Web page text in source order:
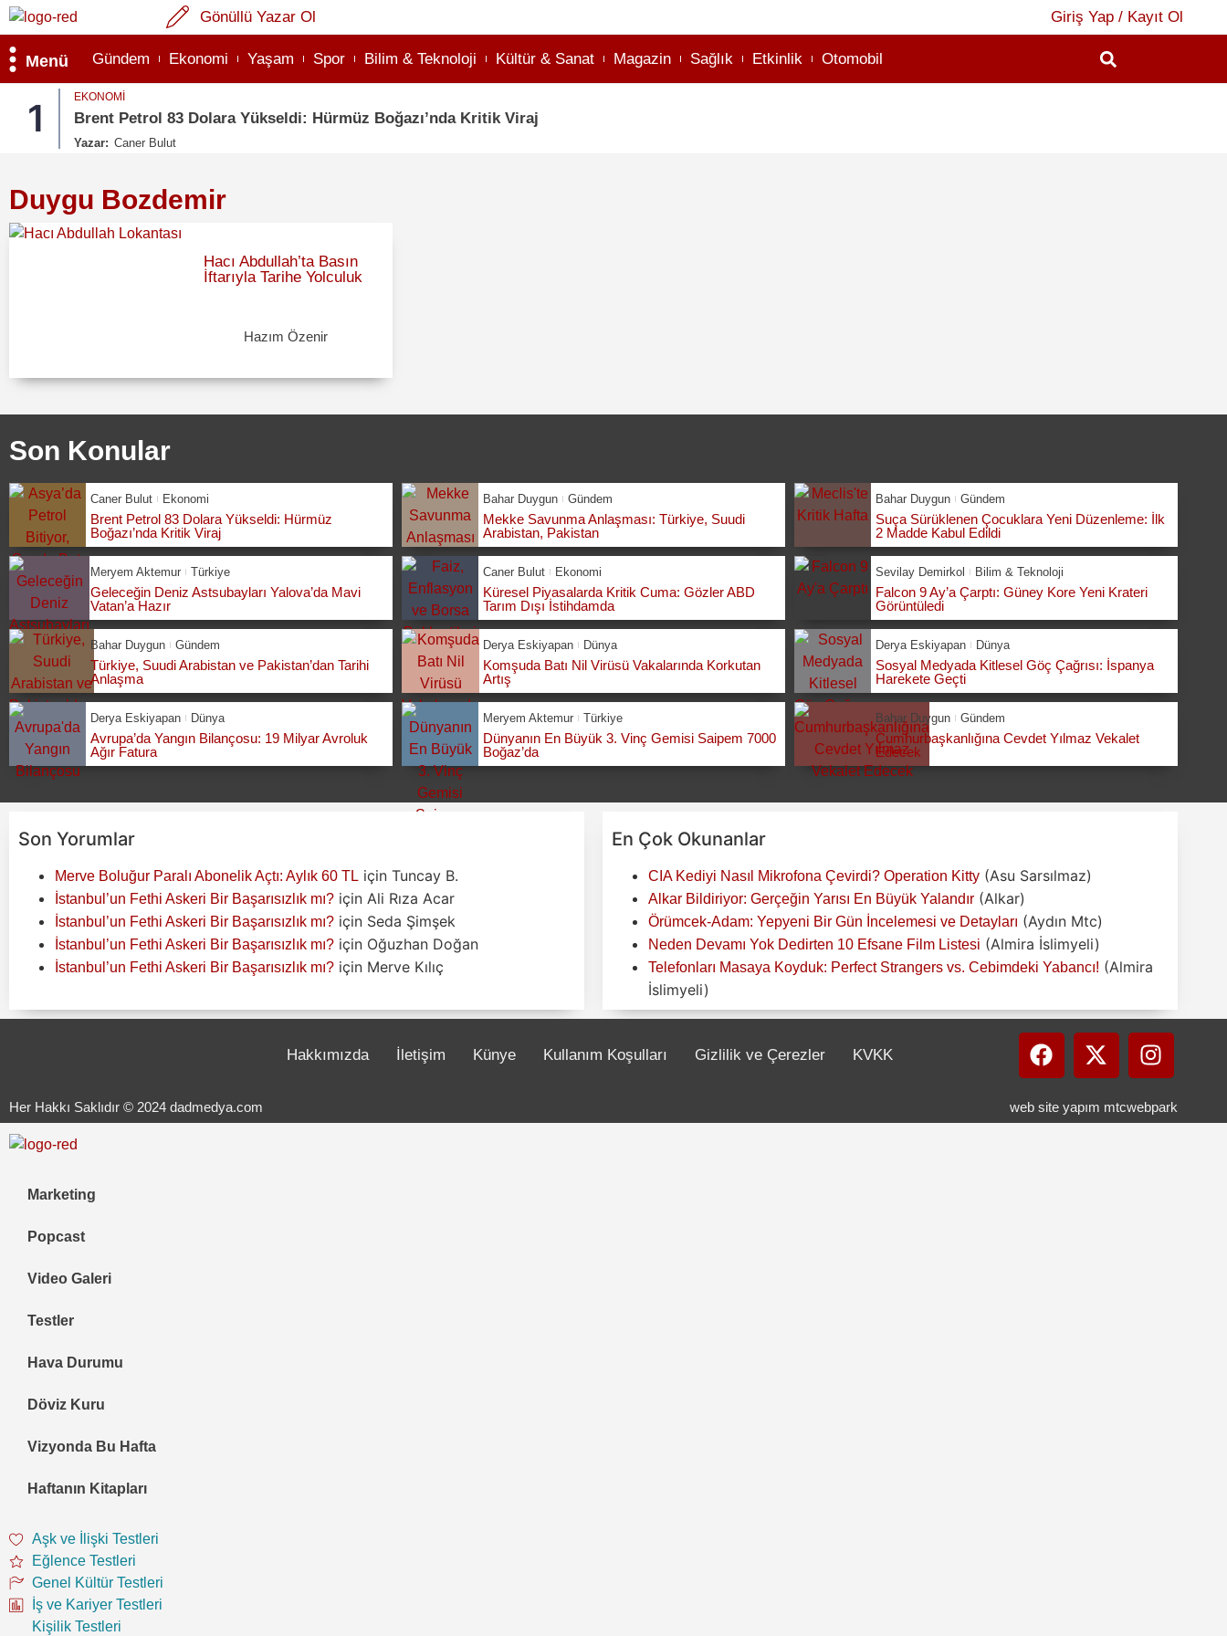
Gönüllü Yazar Ol Giriş Yap / Kayıt Ol
Menü Gündem Ekonomi Yaşam Spor Bilim & Teknoloji Kültür & Sanat Magazin Sağlık Etkinlik Otomobil
1 EKONOMI
Brent Petrol 83 Dolara Yükseldi: Hürmüz Boğazı’nda Kritik Viraj
Yazar: Caner Bulut
Duygu Bozdemir
Hacı Abdullah’ta Basın
İftarıyla Tarihe Yolculuk
Hazım Özenir
Son Konular
Caner Bulut Ekonomi
Brent Petrol 83 Dolara Yükseldi: Hürmüz
Boğazı’nda Kritik Viraj
Bahar Duygun Gündem
Mekke Savunma Anlaşması: Türkiye, Suudi
Arabistan, Pakistan
Bahar Duygun Gündem
Suça Sürüklenen Çocuklara Yeni Düzenleme: İlk
2 Madde Kabul Edildi
Meryem Aktemur Türkiye
Geleceğin Deniz Astsubayları Yalova’da Mavi
Vatan’a Hazır
Caner Bulut Ekonomi
Küresel Piyasalarda Kritik Cuma: Gözler ABD
Tarım Dışı İstihdamda
Sevilay Demirkol Bilim & Teknoloji
Falcon 9 Ay’a Çarptı: Güney Kore Yeni Krateri
Görüntüledi
Bahar Duygun Gündem
Türkiye, Suudi Arabistan ve Pakistan’dan Tarihi
Anlaşma
Derya Eskiyapan Dünya
Komşuda Batı Nil Virüsü Vakalarında Korkutan
Artış
Derya Eskiyapan Dünya
Sosyal Medyada Kitlesel Göç Çağrısı: İspanya
Harekete Geçti
Derya Eskiyapan Dünya
Avrupa’da Yangın Bilançosu: 19 Milyar Avroluk
Ağır Fatura
Meryem Aktemur Türkiye
Dünyanın En Büyük 3. Vinç Gemisi Saipem 7000
Boğaz’da
Bahar Duygun Gündem
Cumhurbaşkanlığına Cevdet Yılmaz Vekalet
Edecek
Son Yorumlar
Merve Boluğur Paralı Abonelik Açtı: Aylık 60 TL için Tuncay B.
İstanbul’un Fethi Askeri Bir Başarısızlık mı? için Ali Rıza Acar
İstanbul’un Fethi Askeri Bir Başarısızlık mı? için Seda Şimşek
İstanbul’un Fethi Askeri Bir Başarısızlık mı? için Oğuzhan Doğan
İstanbul’un Fethi Askeri Bir Başarısızlık mı? için Merve Kılıç
En Çok Okunanlar
CIA Kediyi Nasıl Mikrofona Çevirdi? Operation Kitty (Asu Sarsılmaz)
Alkar Bildiriyor: Gerçeğin Yarısı En Büyük Yalandır (Alkar)
Örümcek-Adam: Yepyeni Bir Gün İncelemesi ve Detayları (Aydın Mtc)
Neden Devamı Yok Dedirten 10 Efsane Film Listesi (Almira İslimyeli)
Telefonları Masaya Koyduk: Perfect Strangers vs. Cebimdeki Yabancı! (Almira
İslimyeli)
Hakkımızda İletişim Künye Kullanım Koşulları Gizlilik ve Çerezler KVKK
Her Hakkı Saklıdır © 2024 dadmedya.com web site yapım mtcwebpark
Marketing
Popcast
Video Galeri
Testler
Hava Durumu
Döviz Kuru
Vizyonda Bu Hafta
Haftanın Kitapları
Aşk ve İlişki Testleri
Eğlence Testleri
Genel Kültür Testleri
İş ve Kariyer Testleri
Kişilik Testleri